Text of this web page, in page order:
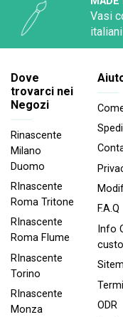
Vasi
italiani
Dove
trovarci nei
Negozi
Rinascente
Milano
Duomo
RInascente
Roma Tritone
RInascente
Roma FIume
RInascente
Torino
RInascente
Monza
F.A.Q
Info
ODR